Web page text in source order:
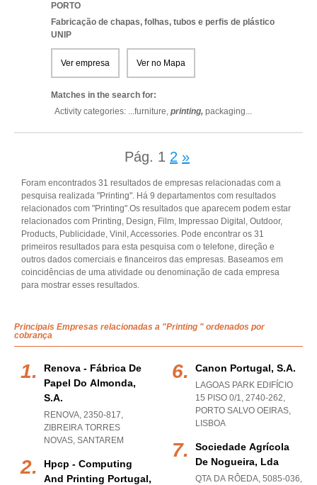
PORTO
Fabricação de chapas, folhas, tubos e perfis de plástico
UNIP
Ver empresa Ver no Mapa
Matches in the search for:
Activity categories: ...furniture, printing, packaging...
Pág. 1 2 »
Foram encontrados 31 resultados de empresas relacionadas com a
pesquisa realizada "Printing". Há 9 departamentos com resultados
relacionados com "Printing".Os resultados que aparecem podem estar
relacionados com Printing, Design, Film, Impressao Digital, Outdoor,
Products, Publicidade, Vinil, Accessories. Pode encontrar os 31
primeiros resultados para esta pesquisa com o telefone, direção e
outros dados comerciais e financeiros das empresas. Baseamos em
coincidências de uma atividade ou denominação de cada empresa
para mostrar esses resultados.
Principais Empresas relacionadas a "Printing " ordenados por
cobrança
Renova - Fábrica De
Papel Do Almonda,
S.a.
RENOVA, 2350-817,
ZIBREIRA TORRES
NOVAS, SANTAREM
Hpcp - Computing
And Printing Portugal,
Canon Portugal, S.a.
LAGOAS PARK EDIFÍCIO
15 PISO 0/1, 2740-262,
PORTO SALVO OEIRAS,
LISBOA
Sociedade Agrícola
De Nogueira, Lda
QTA DA RÔEDA, 5085-036,